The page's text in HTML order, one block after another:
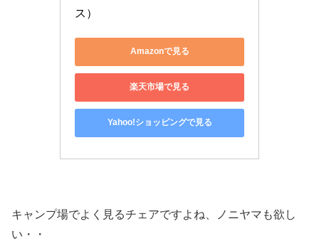
ス）
Amazonで見る
楽天市場で見る
Yahoo!ショッピングで見る
キャンプ場でよく見るチェアですよね、ノニヤマも欲し
い・・